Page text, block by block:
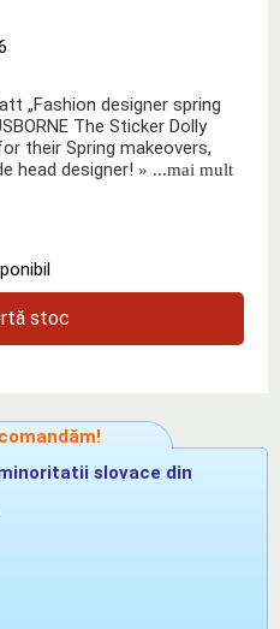
„Fashion designer spring
The Sticker Dolly
their Spring makeovers,
head designer! » ...mai mult
stoc
slovace din